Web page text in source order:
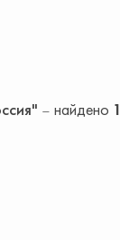
найдено 1